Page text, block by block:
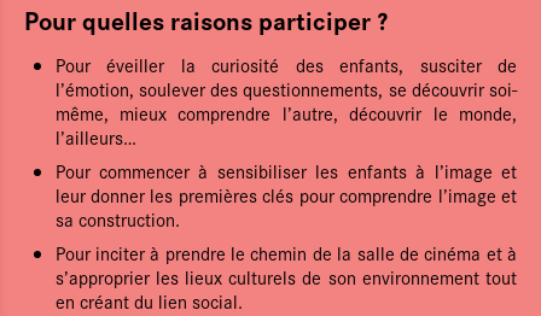
Pour quelles raisons participer ?
Pour éveiller la curiosité des enfants, susciter de
l’émotion, soulever des questionnements, se découvrir soi-
même, mieux comprendre l’autre, découvrir le monde,
l’ailleurs…
Pour commencer à sensibiliser les enfants à l’image et
leur donner les premières clés pour comprendre l’image et
sa construction.
Pour inciter à prendre le chemin de la salle de cinéma et à
s’approprier les lieux culturels de son environnement tout
en créant du lien social.